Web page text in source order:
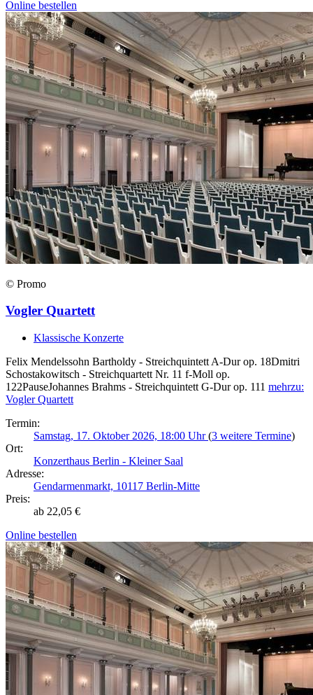
Online bestellen
© Promo
Vogler Quartett
Klassische Konzerte
Felix Mendelssohn Bartholdy - Streichquintett A-Dur op. 18Dmitri
Schostakowitsch - Streichquartett Nr. 11 f-Moll op.
122PauseJohannes Brahms - Streichquintett G-Dur op. 111 mehrzu:
Vogler Quartett
Termin:
Samstag, 17. Oktober 2026, 18:00 Uhr(3 weitere Termine)
Ort:
Konzerthaus Berlin - Kleiner Saal
Adresse:
Gendarmenmarkt, 10117 Berlin-Mitte
Preis:
ab 22,05 €
Online bestellen